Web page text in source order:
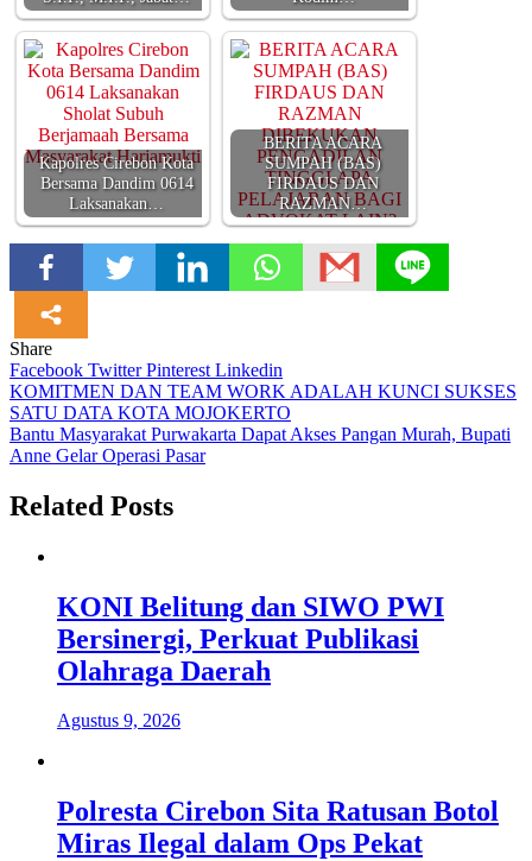
Kapolres Cirebon Kota
Bersama Dandim 0614
Laksanakan…
BERITA ACARA
SUMPAH (BAS)
FIRDAUS DAN
RAZMAN…
Share
Facebook TwitterPinterest Linkedin
Navigasi
pos
KOMITMEN DAN TEAM WORK ADALAH KUNCI SUKSES
SATU DATA KOTA MOJOKERTO
Bantu Masyarakat Purwakarta Dapat Akses Pangan Murah, Bupati
Anne Gelar Operasi Pasar
Related Posts
KONI Belitung dan SIWO PWI
Bersinergi, Perkuat Publikasi
Olahraga Daerah
Agustus 9, 2026
Polresta Cirebon Sita Ratusan Botol
Miras Ilegal dalam Ops Pekat